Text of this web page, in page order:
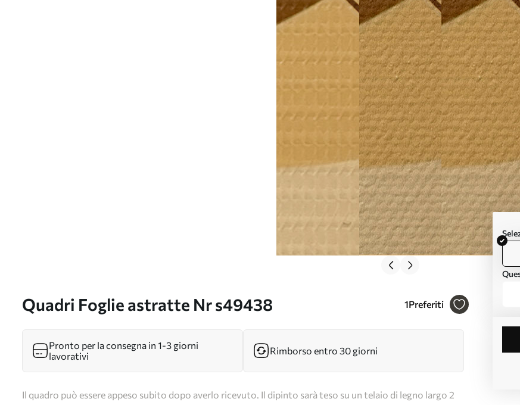
Quadri Foglie astratte Nr s49438 1Preferiti
Pronto per la consegna in 1-3 giorni
lavorativi
Rimborso entro 30 giorni
Il quadro può essere appeso subito dopo averlo ricevuto. Il dipinto sarà teso su un telaio di legno largo 2